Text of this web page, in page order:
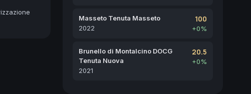
Masseto Tenuta Masseto
2022
100
+0%
Brunello di Montalcino DOCG
Tenuta Nuova
2021
20.5
+0%